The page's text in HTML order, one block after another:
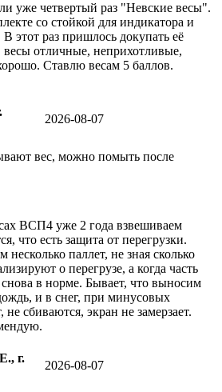
уже четвертый раз "Невские весы".
со стойкой для индикатора и
этот раз пришлось докупать её
весы отличные, неприхотливые,
Ставлю весам 5 баллов.
2026-08-07
вес, можно помыть после
ВСП4 уже 2 года взвешиваем
что есть защита от перегрузки.
несколько паллет, не зная сколько
о перегрузе, а когда часть
в норме. Бывает, что выносим
и в снег, при минусовых
не сбиваются, экран не замерзает.
г.
2026-08-07